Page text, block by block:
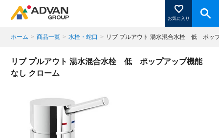
お気に入り
商品ページにある「お気に入り登録」を押すと登録した
商品がここに表示されます。
ホーム > 商品一覧 > 水栓・蛇口 > リブ プルアウト 湯水混合水栓 低 ポッ
リブ プルアウト 湯水混合水栓 低 ポップアップ機能
なし クローム